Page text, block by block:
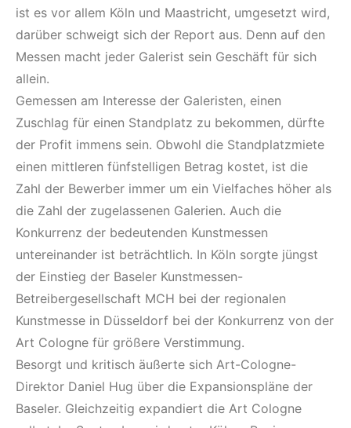
ist es vor allem Köln und Maastricht, umgesetzt wird,
darüber schweigt sich der Report aus. Denn auf den
Messen macht jeder Galerist sein Geschäft für sich
allein.
Gemessen am Interesse der Galeristen, einen
Zuschlag für einen Standplatz zu bekommen, dürfte
der Profit immens sein. Obwohl die Standplatzmiete
einen mittleren fünfstelligen Betrag kostet, ist die
Zahl der Bewerber immer um ein Vielfaches höher als
die Zahl der zugelassenen Galerien. Auch die
Konkurrenz der bedeutenden Kunstmessen
untereinander ist beträchtlich. In Köln sorgte jüngst
der Einstieg der Baseler Kunstmessen-
Betreibergesellschaft MCH bei der regionalen
Kunstmesse in Düsseldorf bei der Konkurrenz von der
Art Cologne für größere Verstimmung.
Besorgt und kritisch äußerte sich Art-Cologne-
Direktor Daniel Hug über die Expansionspläne der
Baseler. Gleichzeitig expandiert die Art Cologne